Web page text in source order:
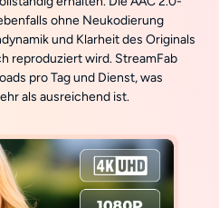
ohne Neukodierung
und Klarheit des Originals
reproduziert wird. StreamFab
pro Tag und Dienst, was
als ausreichend ist.